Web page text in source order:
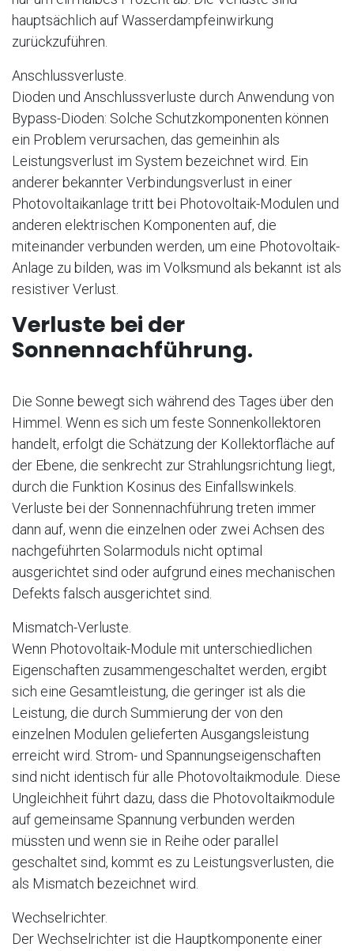
hauptsächlich auf Wasserdampfeinwirkung
zurückzuführen.
Anschlussverluste.
Dioden und Anschlussverluste durch Anwendung von
Bypass-Dioden: Solche Schutzkomponenten können
ein Problem verursachen, das gemeinhin als
Leistungsverlust im System bezeichnet wird. Ein
anderer bekannter Verbindungsverlust in einer
Photovoltaikanlage tritt bei Photovoltaik-Modulen und
anderen elektrischen Komponenten auf, die
miteinander verbunden werden, um eine Photovoltaik-
Anlage zu bilden, was im Volksmund als bekannt ist als
resistiver Verlust.
Verluste bei der
Sonnennachführung.
Die Sonne bewegt sich während des Tages über den
Himmel. Wenn es sich um feste Sonnenkollektoren
handelt, erfolgt die Schätzung der Kollektorfläche auf
der Ebene, die senkrecht zur Strahlungsrichtung liegt,
durch die Funktion Kosinus des Einfallswinkels.
Verluste bei der Sonnennachführung treten immer
dann auf, wenn die einzelnen oder zwei Achsen des
nachgeführten Solarmoduls nicht optimal
ausgerichtet sind oder aufgrund eines mechanischen
Defekts falsch ausgerichtet sind.
Mismatch-Verluste.
Wenn Photovoltaik-Module mit unterschiedlichen
Eigenschaften zusammengeschaltet werden, ergibt
sich eine Gesamtleistung, die geringer ist als die
Leistung, die durch Summierung der von den
einzelnen Modulen gelieferten Ausgangsleistung
erreicht wird. Strom- und Spannungseigenschaften
sind nicht identisch für alle Photovoltaikmodule. Diese
Ungleichheit führt dazu, dass die Photovoltaikmodule
auf gemeinsame Spannung verbunden werden
müssten und wenn sie in Reihe oder parallel
geschaltet sind, kommt es zu Leistungsverlusten, die
als Mismatch bezeichnet wird.
Wechselrichter.
Der Wechselrichter ist die Hauptkomponente einer